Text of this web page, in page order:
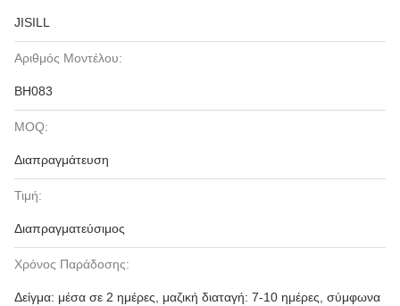
JISILL
Αριθμός Μοντέλου:
BH083
MOQ:
Διαπραγμάτευση
Τιμή:
Διαπραγματεύσιμος
Χρόνος Παράδοσης:
Δείγμα: μέσα σε 2 ημέρες, μαζική διαταγή: 7-10 ημέρες, σύμφωνα